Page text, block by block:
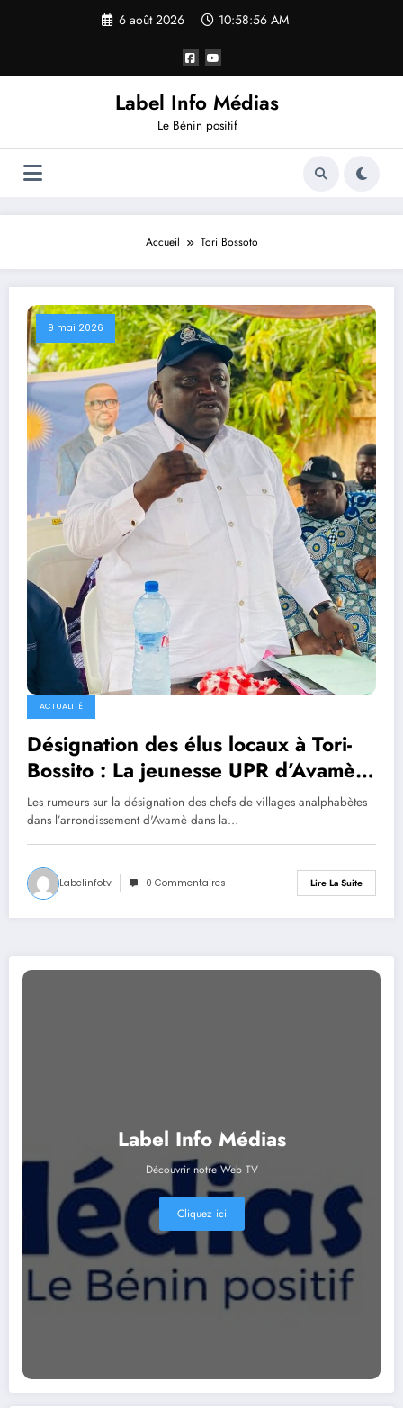
6 août 2026 10:58:57 AM
Label Info Médias
Le Bénin positif
Accueil Tori Bossoto
9 mai 2026
ACTUALITÉ
Désignation des élus locaux à Tori-
Bossito : La jeunesse UPR d’Avamè,
vent debout contre des CV
analphabètes
Les rumeurs sur la désignation des chefs de villages analphabètes
dans l’arrondissement d'Avamè dans la…
Labelinfotv 0 Commentaires Lire La Suite
Label Info Médias
Découvrir notre Web TV
Cliquez ici